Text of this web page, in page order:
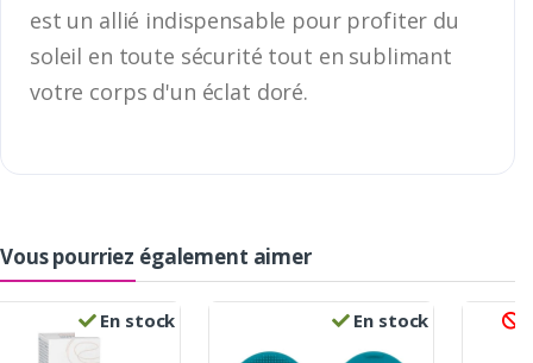
est un allié indispensable pour profiter du
soleil en toute sécurité tout en sublimant
votre corps d'un éclat doré.
Vous pourriez également aimer
En stock En stock